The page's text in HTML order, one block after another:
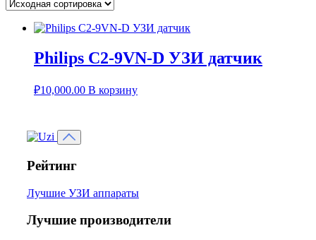
Philips C2‑9VN‑D УЗИ датчик
₽10,000.00 В корзину
Рейтинг
Лучшие УЗИ аппараты
Лучшие производители